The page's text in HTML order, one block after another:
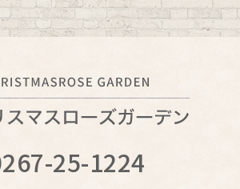
25-1224